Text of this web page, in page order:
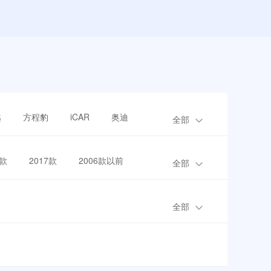
方程豹 iCAR 奥迪 全部
2017款 2006款以前 全部
全部